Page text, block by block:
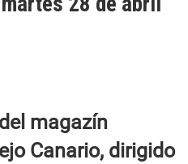
magazín
Canario, dirigido